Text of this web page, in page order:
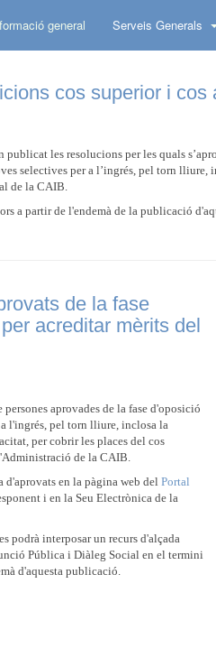
general Serveis Generals
cos superior i cos
les resolucions per les quals
selectives per a l’ingrés, pel torn lliure,
de la CAIB.
a partir de l'endemà de la publicació
de la fase
acreditar mèrits del
aprovades de la fase d'oposició
l'ingrés, pel torn lliure, inclosa la
per cobrir les places del cos
de la CAIB.
en la pàgina web del Portal
i en la Seu Electrònica de la
podrà interposar un recurs d'alçada
Pública i Diàleg Social en el termini
d'aquesta publicació.